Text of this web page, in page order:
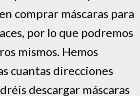
comprar máscaras para
por lo que podremos
mismos. Hemos
cuantas direcciones
descargar máscaras